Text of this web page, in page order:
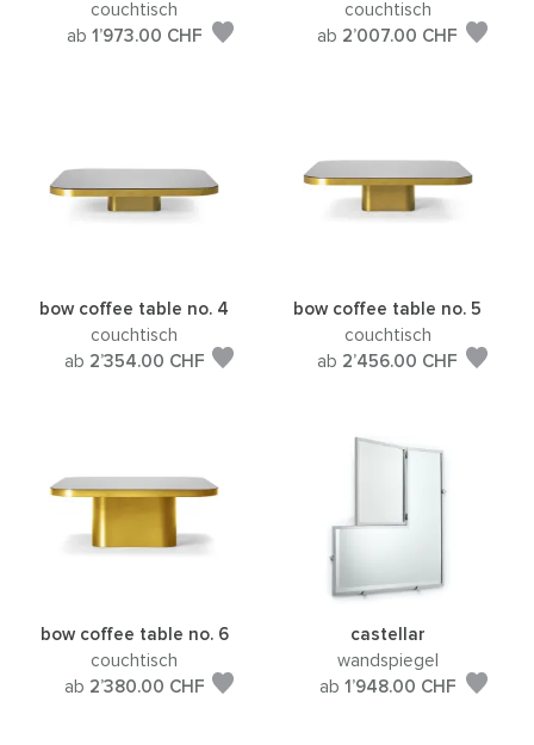
couchtisch
ab 1’973.00 CHF
couchtisch
ab 2’007.00 CHF
bow coffee table no. 4
couchtisch
ab 2’354.00 CHF
bow coffee table no. 5
couchtisch
ab 2’456.00 CHF
bow coffee table no. 6
couchtisch
ab 2’380.00 CHF
castellar
wandspiegel
ab 1’948.00 CHF